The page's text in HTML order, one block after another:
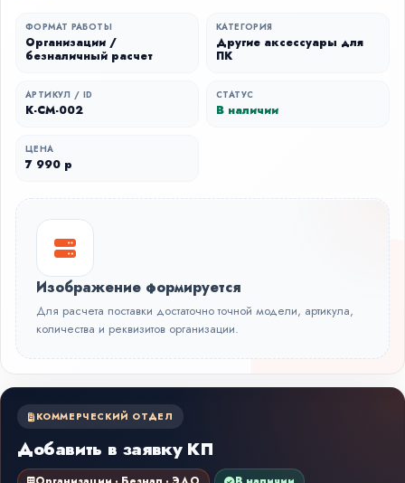
ФОРМАТ РАБОТЫ
Организации /
безналичный расчет
КАТЕГОРИЯ
Другие аксессуары для
ПК
АРТИКУЛ / ID
K-CM-002
СТАТУС
В наличии
ЦЕНА
7 990 р
Изображение формируется
Для расчета поставки достаточно точной модели, артикула,
количества и реквизитов организации.
КОММЕРЧЕСКИЙ ОТДЕЛ
Добавить в заявку КП